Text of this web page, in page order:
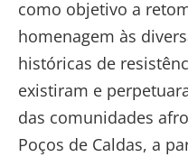
como objetivo a
homenagem às
históricas de
existiram e
das comunidades
Poços de Caldas, a